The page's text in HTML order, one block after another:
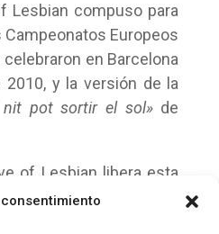
Lesbian compuso para
Europeos
en Barcelona
y la versión de la
nit pot sortir el sol»de
of Lesbian libera esta
de nuevo, al